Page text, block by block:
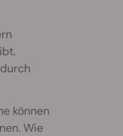
können
Wie